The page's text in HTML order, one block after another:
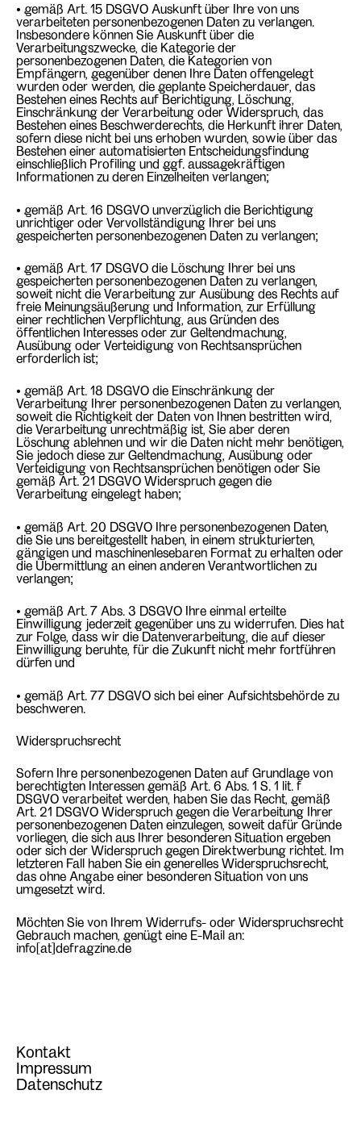
• gemäß Art. 15 DSGVO Auskunft über Ihre von uns
verarbeiteten personenbezogenen Daten zu verlangen.
Insbesondere können Sie Auskunft über die
Verarbeitungszwecke, die Kategorie der
personenbezogenen Daten, die Kategorien von
Empfängern, gegenüber denen Ihre Daten offengelegt
wurden oder werden, die geplante Speicherdauer, das
Bestehen eines Rechts auf Berichtigung, Löschung,
Einschränkung der Verarbeitung oder Widerspruch, das
Bestehen eines Beschwerderechts, die Herkunft ihrer Daten,
sofern diese nicht bei uns erhoben wurden, sowie über das
Bestehen einer automatisierten Entscheidungsfindung
einschließlich Profiling und ggf. aussagekräftigen
Informationen zu deren Einzelheiten verlangen;
• gemäß Art. 16 DSGVO unverzüglich die Berichtigung
unrichtiger oder Vervollständigung Ihrer bei uns
gespeicherten personenbezogenen Daten zu verlangen;
• gemäß Art. 17 DSGVO die Löschung Ihrer bei uns
gespeicherten personenbezogenen Daten zu verlangen,
soweit nicht die Verarbeitung zur Ausübung des Rechts auf
freie Meinungsäußerung und Information, zur Erfüllung
einer rechtlichen Verpflichtung, aus Gründen des
öffentlichen Interesses oder zur Geltendmachung,
Ausübung oder Verteidigung von Rechtsansprüchen
erforderlich ist;
• gemäß Art. 18 DSGVO die Einschränkung der
Verarbeitung Ihrer personenbezogenen Daten zu verlangen,
soweit die Richtigkeit der Daten von Ihnen bestritten wird,
die Verarbeitung unrechtmäßig ist, Sie aber deren
Löschung ablehnen und wir die Daten nicht mehr benötigen,
Sie jedoch diese zur Geltendmachung, Ausübung oder
Verteidigung von Rechtsansprüchen benötigen oder Sie
gemäß Art. 21 DSGVO Widerspruch gegen die
Verarbeitung eingelegt haben;
• gemäß Art. 20 DSGVO Ihre personenbezogenen Daten,
die Sie uns bereitgestellt haben, in einem strukturierten,
gängigen und maschinenlesebaren Format zu erhalten oder
die Übermittlung an einen anderen Verantwortlichen zu
verlangen;
• gemäß Art. 7 Abs. 3 DSGVO Ihre einmal erteilte
Einwilligung jederzeit gegenüber uns zu widerrufen. Dies hat
zur Folge, dass wir die Datenverarbeitung, die auf dieser
Einwilligung beruhte, für die Zukunft nicht mehr fortführen
dürfen und
• gemäß Art. 77 DSGVO sich bei einer Aufsichtsbehörde zu
beschweren.
Widerspruchsrecht
Sofern Ihre personenbezogenen Daten auf Grundlage von
berechtigten Interessen gemäß Art. 6 Abs. 1 S. 1 lit. f
DSGVO verarbeitet werden, haben Sie das Recht, gemäß
Art. 21 DSGVO Widerspruch gegen die Verarbeitung Ihrer
personenbezogenen Daten einzulegen, soweit dafür Gründe
vorliegen, die sich aus Ihrer besonderen Situation ergeben
oder sich der Widerspruch gegen Direktwerbung richtet. Im
letzteren Fall haben Sie ein generelles Widerspruchsrecht,
das ohne Angabe einer besonderen Situation von uns
umgesetzt wird.
Möchten Sie von Ihrem Widerrufs- oder Widerspruchsrecht
Gebrauch machen, genügt eine E-Mail an:
info[at]defragzine.de
Kontakt
Impressum
Datenschutz